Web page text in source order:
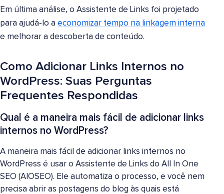
Em última análise, o Assistente de Links foi projetado
para ajudá-lo a economizar tempo na linkagem interna
e melhorar a descoberta de conteúdo.
Como Adicionar Links Internos no
WordPress: Suas Perguntas
Frequentes Respondidas
Qual é a maneira mais fácil de adicionar links
internos no WordPress?
A maneira mais fácil de adicionar links internos no
WordPress é usar o Assistente de Links do All In One
SEO (AIOSEO). Ele automatiza o processo, e você nem
precisa abrir as postagens do blog às quais está